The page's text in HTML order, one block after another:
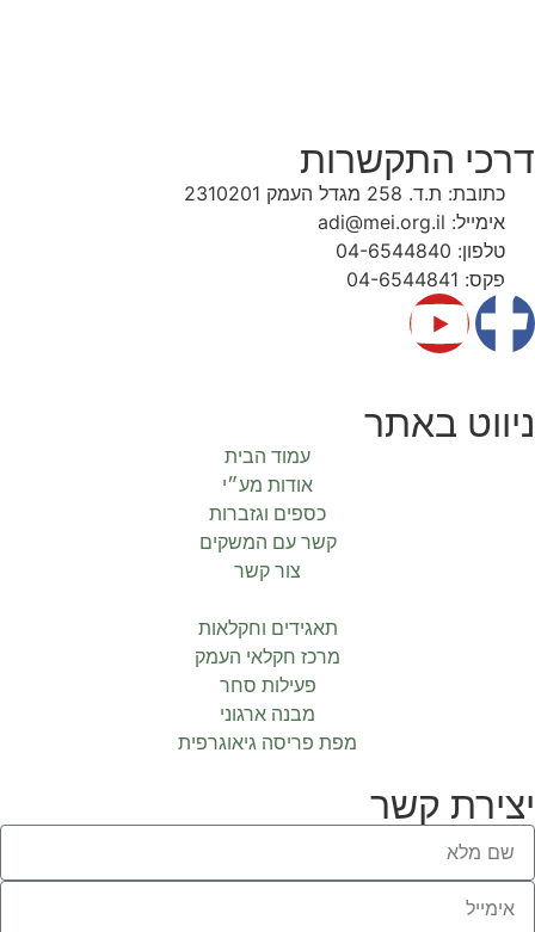
דרכי התקשרות
כתובת: ת.ד. 258 מגדל העמק 2310201
אימייל: adi@mei.org.il
טלפון: 04-6544840
פקס: 04-6544841
ניווט באתר
עמוד הבית
אודות מע״י
כספים וגזברות
קשר עם המשקים
צור קשר
תאגידים וחקלאות
מרכז חקלאי העמק
פעילות סחר
מבנה ארגוני
מפת פריסה גיאוגרפית
יצירת קשר